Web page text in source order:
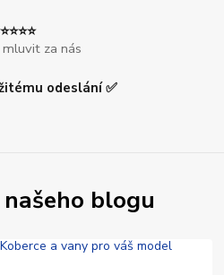
za nás
odeslání ✅
blogu